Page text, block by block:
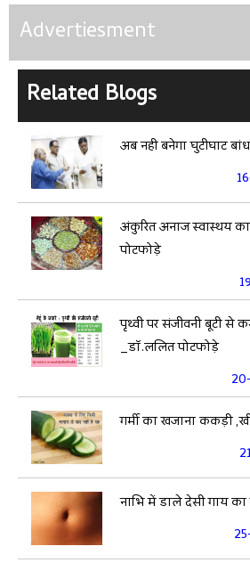
Advertiesment
Related Blogs
अब नही बनेगा घुटीघाट
अंकुरित अनाज स्वास्थय
पोटफोड़े
पृथ्वी पर संजीवनी बूटी से
_डॉ.ललित पोटफोड़े
गर्मी का खजाना ककड़ी
नाभि में डाले देसी गाय